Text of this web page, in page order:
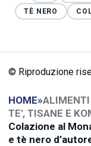
TÈ NERO
© Riproduzione
HOME»ALIMENTI
TE', TISANE E
Colazione al
e tè nero